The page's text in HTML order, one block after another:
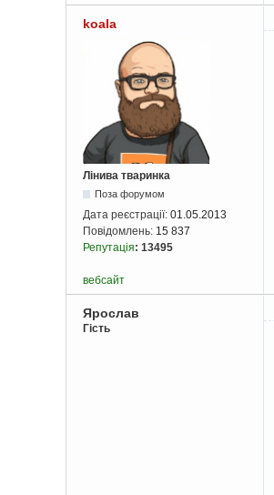
koala
Лінива тваринка
Поза форумом
Дата реєстрації: 01.05.2013
Повідомлень: 15 837
Репутація: 13495
вебсайт
Ярослав
Гість